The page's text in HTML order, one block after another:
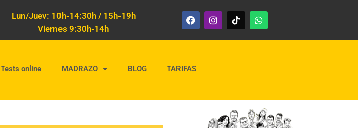
Lun/Juev: 10h-14:30h / 15h-19h
Viernes 9:30h-14h
Tests online MADRAZO BLOG TARIFAS